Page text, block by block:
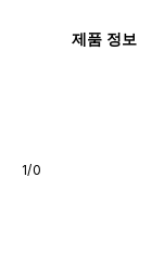
제품 정보
1/0